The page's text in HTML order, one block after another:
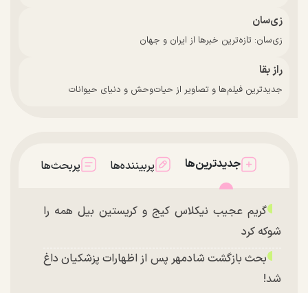
زی‌سان
زی‌سان: تازه‌ترین خبرها از ایران و جهان
راز بقا
جدیدترین فیلم‌ها و تصاویر از حیات‌وحش و دنیای حیوانات
جدیدترین‌ها پربیننده‌ها پربحث‌ها
گریم عجیب نیکلاس کیج و کریستین بیل همه را
شوکه کرد
بحث بازگشت شادمهر پس از اظهارات پزشکیان داغ
شد!